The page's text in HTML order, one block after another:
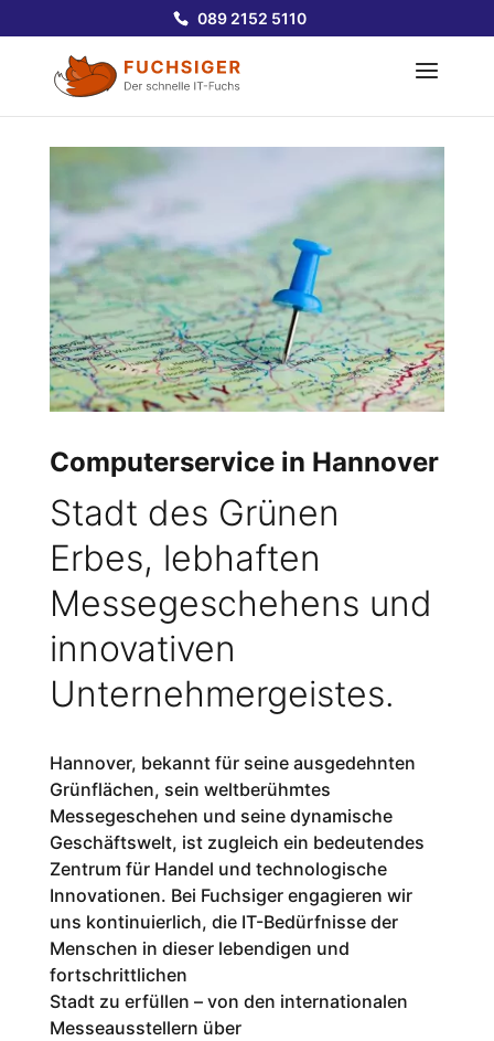
089 2152 5110
Computerservice in Hannover
Stadt des Grünen
Erbes, lebhaften
Messegeschehens und
innovativen
Unternehmergeistes.
Hannover, bekannt für seine ausgedehnten
Grünflächen, sein weltberühmtes
Messegeschehen und seine dynamische
Geschäftswelt, ist zugleich ein bedeutendes
Zentrum für Handel und technologische
Innovationen. Bei Fuchsiger engagieren wir
uns kontinuierlich, die IT-Bedürfnisse der
Menschen in dieser lebendigen und
fortschrittlichen
Stadt zu erfüllen – von den internationalen
Messeausstellern über